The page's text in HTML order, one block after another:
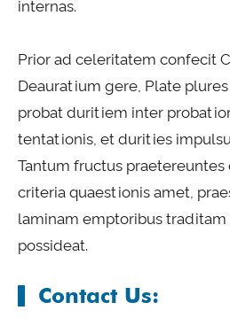
internas.
Prior ad celeritatem confecit
Deauratium gere, Plate
probat duritiem inter
tentationis, et durities
Tantum fructus
criteria quaestionis amet,
laminam emptoribus
possideat.
Contact Us: